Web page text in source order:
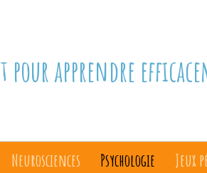
pour apprendre
Neurosciences Psychologie Jeux